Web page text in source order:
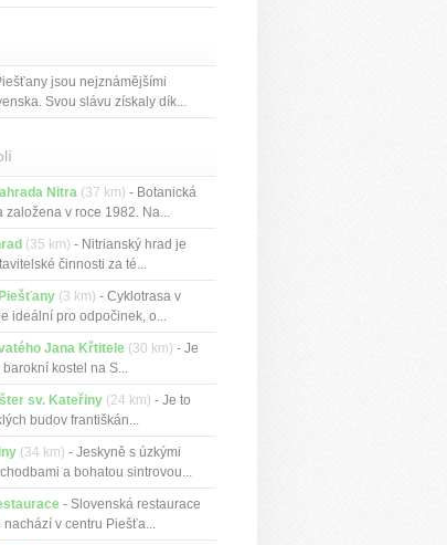
jsou nejznámějšími
Svou slávu získaly dík...
Nitra (37 km) - Botanická
založena v roce 1982. Na...
(35 km) - Nitrianský hrad je
činnosti za té...
(3 km) - Cyklotrasa v
ideální pro odpočinek, o...
Jana Křtitele (30 km) - Je
kostel na S...
sv. Kateřiny (24 km) - Je to
budov františkán...
(34 km) - Jeskyně s úzkými
a bohatou sintrovou...
- Slovenská restaurace
nachází v centru Piešťa...